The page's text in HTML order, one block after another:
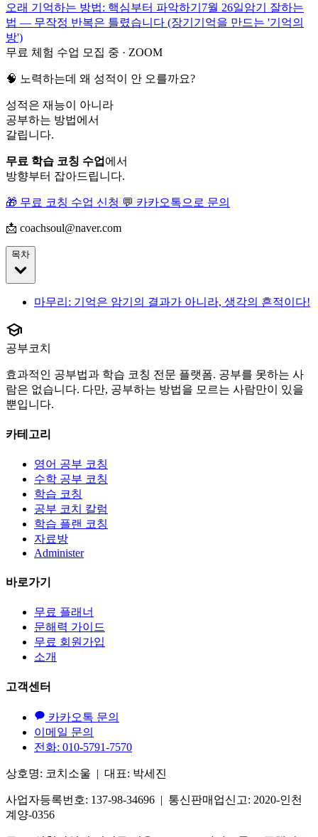
오래 기억하는 방법: 핵심부터 파악하기 7월 26일암기 잘하는
법 — 무작정 반복은 틀렸습니다 (장기기억을 만드는 '기억의
방')
무료 체험 수업 모집 중 · ZOOM
🧠 노력하는데 왜 성적이 안 오를까요?
성적은 재능이 아니라
공부하는 방법에서
갈립니다.
무료 학습 코칭 수업 에서
방향부터 잡아드립니다.
🎁 무료 코칭 수업 신청 💬 카카오톡으로 문의
📩 coachsoul@naver.com
목차
마무리: 기억은 암기의 결과가 아니라, 생각의 흔적이다!
school
공부코치
효과적인 공부법과 학습 코칭 전문 플랫폼. 공부를 못하는 사
람은 없습니다. 다만, 공부하는 방법을 모르는 사람만이 있을
뿐입니다.
카테고리
영어 공부 코칭
수학 공부 코칭
학습 코칭
공부 코치 칼럼
학습 플랜 코칭
자료방
Administer
바로가기
무료 플래너
문해력 가이드
무료 회원가입
소개
고객센터
카카오톡 문의
이메일 문의
전화: 010-5791-7570
상호명: 코치소울 | 대표: 박세진
사업자등록번호: 137-98-34696 | 통신판매업신고: 2020-인천
계양-0356